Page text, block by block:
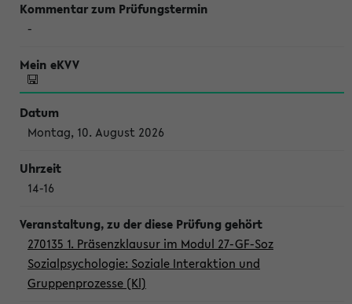
-
Montag, 10. August 2026
14-16
270135 1. Präsenzklausur im Modul 27-GF-Soz
Sozialpsychologie: Soziale Interaktion und
Gruppenprozesse (Kl)